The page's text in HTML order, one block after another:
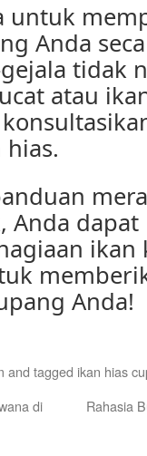
untuk
Anda
tidak
atau
Anda
ikan
Anda!
and tagged ikan hias
di
Rahasia